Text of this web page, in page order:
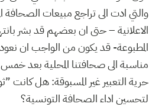
والتي ادت الى تراجع مبيعات الصحافة
الاعلانية – حتى ان بعضهم قد بشر
المطبوعة- قد يكون من الواجب ان
مناسبة الى صحافتنا المحلية بعد
حرية التعبير غير المسبوقة: هل كانت
لتحسين اداء الصحافة التونسية؟